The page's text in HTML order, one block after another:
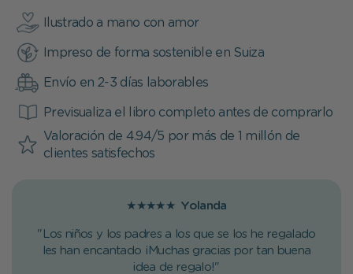
Ilustrado a mano con amor
Impreso de forma sostenible en Suiza
Envío en 2-3 días laborables
Previsualiza el libro completo antes de comprarlo
Valoración de 4.94/5 por más de 1 millón de
clientes satisfechos
★★★★★ Yolanda
"Los niños y los padres a los que se los he regalado
les han encantado ¡Muchas gracias por tan buena
idea de regalo!"